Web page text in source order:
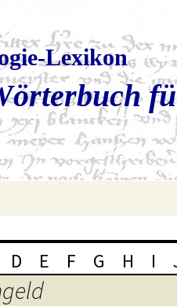
Lexikon
D E F G H I